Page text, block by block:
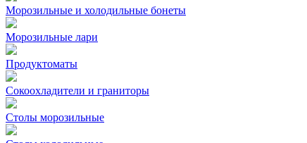
Морозильные и холодильные бонеты
Морозильные лари
Продуктоматы
Сокоохладители и граниторы
Столы морозильные